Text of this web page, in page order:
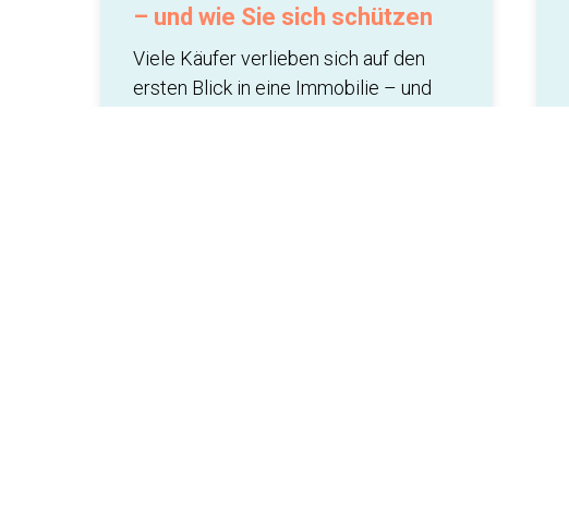
– und wie Sie sich schützen
Viele Käufer verlieben sich auf den
ersten Blick in eine Immobilie – und